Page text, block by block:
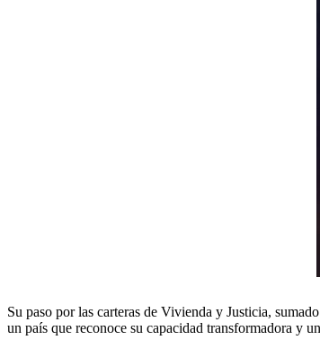
Su paso por las carteras de Vivienda y Justicia,
un país que reconoce su capacidad transformadora y